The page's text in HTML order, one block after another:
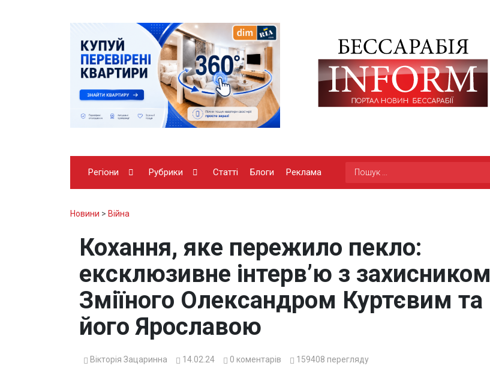
Регіони Рубрики Статті Блоги Реклама
Новини > Війна
Кохання, яке пережило пекло:
ексклюзивне інтерв’ю з захисником
Зміїного Олександром Куртєвим та
його Ярославою
Вікторія Зацаринна 14.02.24 0 коментарів 159408 перегляду